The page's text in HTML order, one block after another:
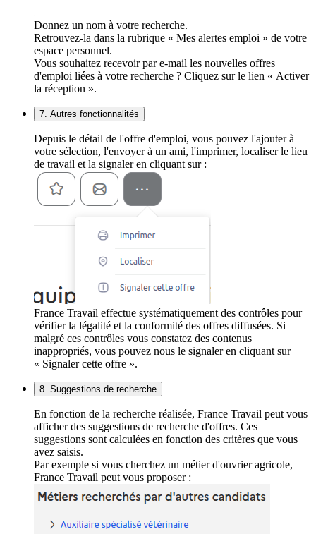
Donnez un nom à votre recherche.
Retrouvez-la dans la rubrique « Mes alertes emploi » de votre
espace personnel.
Vous souhaitez recevoir par e-mail les nouvelles offres
d'emploi liées à votre recherche ? Cliquez sur le lien « Activer
la réception ».
7. Autres fonctionnalités
Depuis le détail de l'offre d'emploi, vous pouvez l'ajouter à
votre sélection, l'envoyer à un ami, l'imprimer, localiser le lieu
de travail et la signaler en cliquant sur :
France Travail effectue systématiquement des contrôles pour
vérifier la légalité et la conformité des offres diffusées. Si
malgré ces contrôles vous constatez des contenus
inappropriés, vous pouvez nous le signaler en cliquant sur
« Signaler cette offre ».
8. Suggestions de recherche
En fonction de la recherche réalisée, France Travail peut vous
afficher des suggestions de recherche d'offres. Ces
suggestions sont calculées en fonction des critères que vous
avez saisis.
Par exemple si vous cherchez un métier d'ouvrier agricole,
France Travail peut vous proposer :